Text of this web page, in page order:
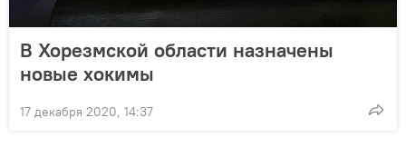
В Хорезмской области назначены
новые хокимы
17 декабря 2020, 14:37